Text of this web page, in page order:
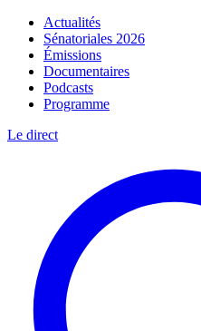
Actualités
Sénatoriales 2026
Émissions
Documentaires
Podcasts
Programme
Le direct